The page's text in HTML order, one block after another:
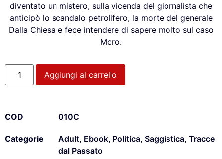
diventato un mistero, sulla vicenda del giornalista che
anticipò lo scandalo petrolifero, la morte del generale
Dalla Chiesa e fece intendere di sapere molto sul caso
Moro.
Aggiungi al carrello
COD 010C
Categorie Adult, Ebook, Politica, Saggistica, Tracce
dal Passato